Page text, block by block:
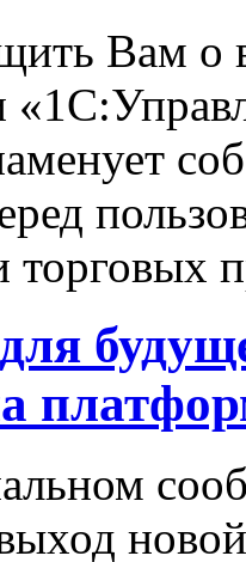
Вам о
торговых